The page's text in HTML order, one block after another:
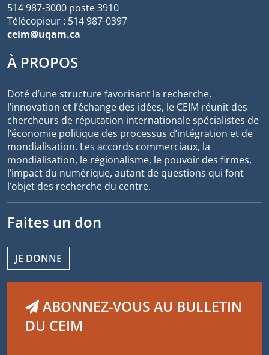
514 987-3000 poste 3910
Télécopieur : 514 987-0397
ceim@uqam.ca
À PROPOS
Doté d’une structure favorisant la recherche,
l’innovation et l’échange des idées, le CEIM réunit des
chercheurs de réputation internationale spécialistes de
l’économie politique des processus d’intégration et de
mondialisation. Les accords commerciaux, la
mondialisation, le régionalisme, le pouvoir des firmes,
l’impact du numérique, autant de questions qui font
l’objet des recherche du centre.
Faites un don
JE DONNE
ABONNEZ-VOUS AU BULLETIN
DU CEIM